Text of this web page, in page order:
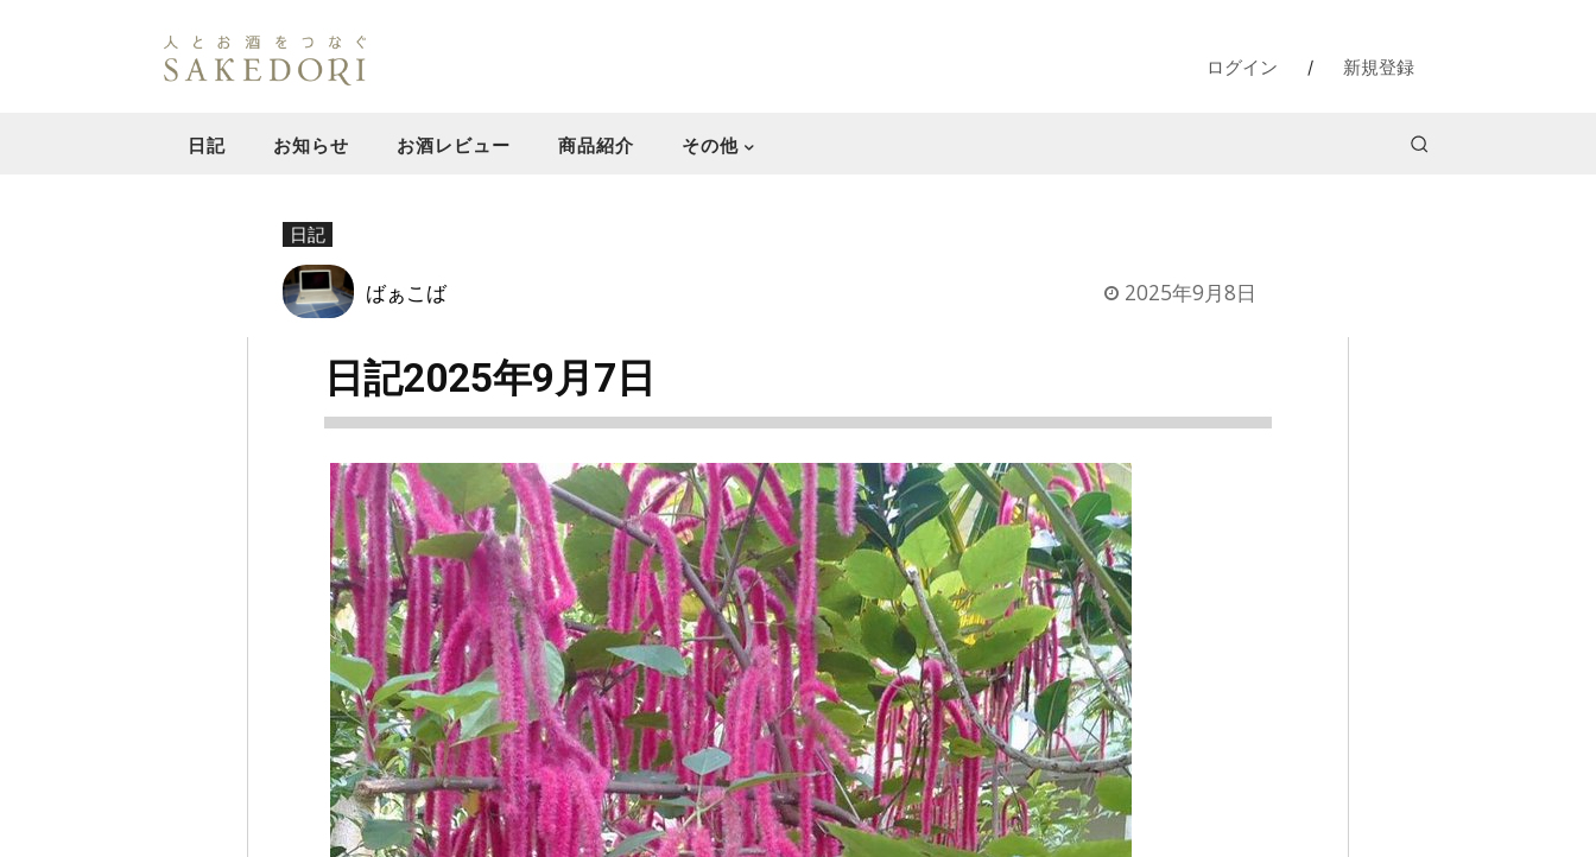
ログイン / 新規登録
日記 お知らせ お酒レビュー 商品紹介 その他
日記
ばぁこば 2025年9月8日
日記2025年9月7日